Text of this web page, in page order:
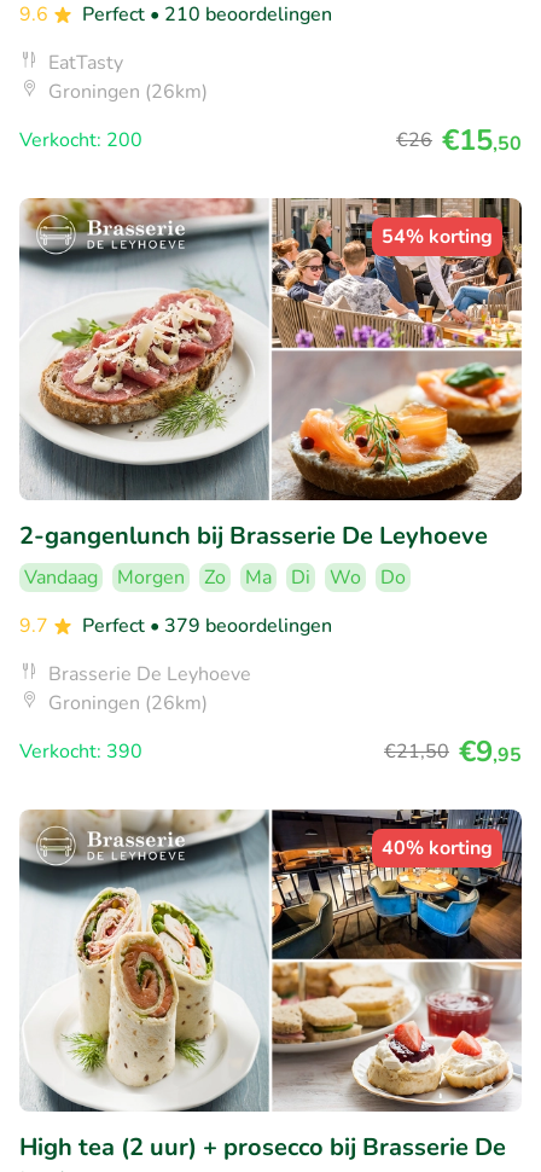
9.6
Perfect • 210 beoordelingen
EatTasty
Groningen (26km)
Verkocht: 200
€26 €15,50
54% korting
2-gangenlunch bij Brasserie De Leyhoeve
Vandaag Morgen Zo Ma Di Wo
Do
9.7
Perfect • 379 beoordelingen
Brasserie De Leyhoeve
Groningen (26km)
Verkocht: 390
€21,50 €9,95
40% korting
High tea (2 uur) + prosecco bij Brasserie De